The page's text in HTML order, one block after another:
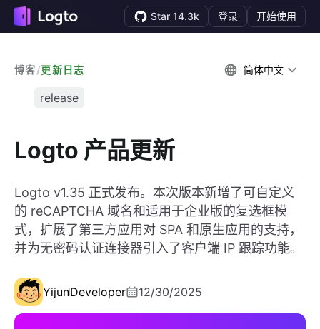
Star 14.3k 登录 开始使用
博客/更新日志 简体中文
release
Logto 产品更新
Logto v1.35 正式发布。本次版本新增了可自定义
的 reCAPTCHA 域名和适用于企业版的复选框模
式，扩展了第三方应用对 SPA 和原生应用的支持，
并为无密码认证连接器引入了客户端 IP 跟踪功能。
YijunDeveloper 12/30/2025